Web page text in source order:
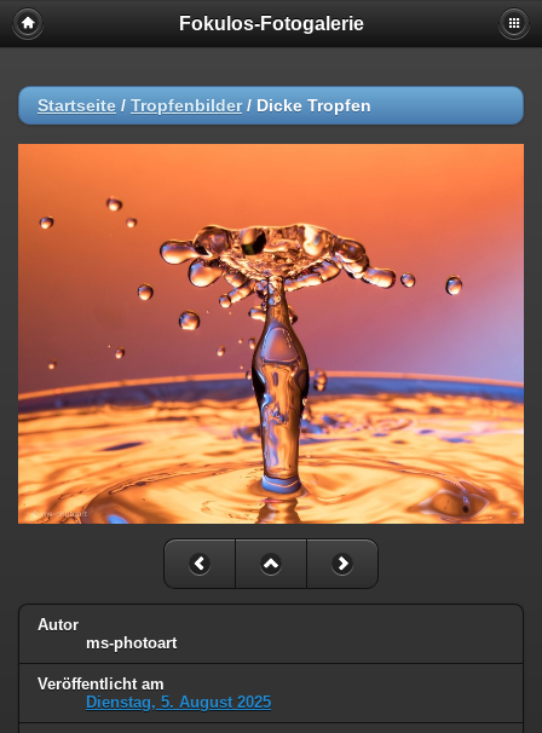
Fokulos-Fotogalerie
Startseite / Tropfenbilder/ Dicke Tropfen
Autor
ms-photoart
Veröffentlicht am
Dienstag, 5. August 2025